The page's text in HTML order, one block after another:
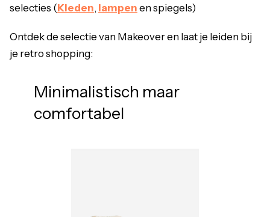
selecties (Kleden, lampen en spiegels)
Ontdek de selectie van Makeover en laat je leiden bij
je retro shopping:
Minimalistisch maar
comfortabel